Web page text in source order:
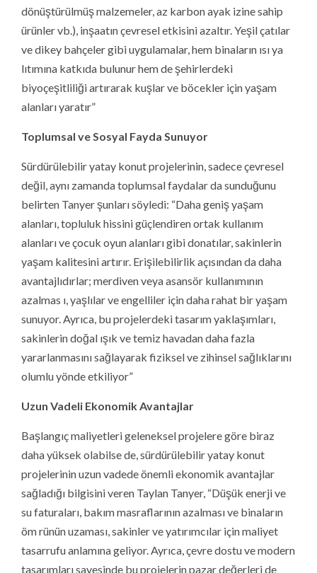
dönüştürülmüş malzemeler, az karbon ayak izine sahip
ürünler vb.), inşaatın çevresel etkisini azaltır. Yeşil çatılar
ve dikey bahçeler gibi uygulamalar, hem binaların ısı ya
lıtımına katkıda bulunur hem de şehirlerdeki
biyoçeşitliliği artırarak kuşlar ve böcekler için yaşam
alanları yaratır”
Toplumsal ve Sosyal Fayda Sunuyor
Sürdürülebilir yatay konut projelerinin, sadece çevresel
değil, aynı zamanda toplumsal faydalar da sunduğunu
belirten Tanyer şunları söyledi: “Daha geniş yaşam
alanları, topluluk hissini güçlendiren ortak kullanım
alanları ve çocuk oyun alanları gibi donatılar, sakinlerin
yaşam kalitesini artırır. Erişilebilirlik açısından da daha
avantajlıdırlar; merdiven veya asansör kullanımının
azalmas ı, yaşlılar ve engelliler için daha rahat bir yaşam
sunuyor. Ayrıca, bu projelerdeki tasarım yaklaşımları,
sakinlerin doğal ışık ve temiz havadan daha fazla
yararlanmasını sağlayarak fiziksel ve zihinsel sağlıklarını
olumlu yönde etkiliyor”
Uzun Vadeli Ekonomik Avantajlar
Başlangıç maliyetleri geleneksel projelere göre biraz
daha yüksek olabilse de, sürdürülebilir yatay konut
projelerinin uzun vadede önemli ekonomik avantajlar
sağladığı bilgisini veren Taylan Tanyer, “Düşük enerji ve
su faturaları, bakım masraflarının azalması ve binaların
öm rünün uzaması, sakinler ve yatırımcılar için maliyet
tasarrufu anlamına geliyor. Ayrıca, çevre dostu ve modern
tasarımları sayesinde bu projelerin pazar değerleri de